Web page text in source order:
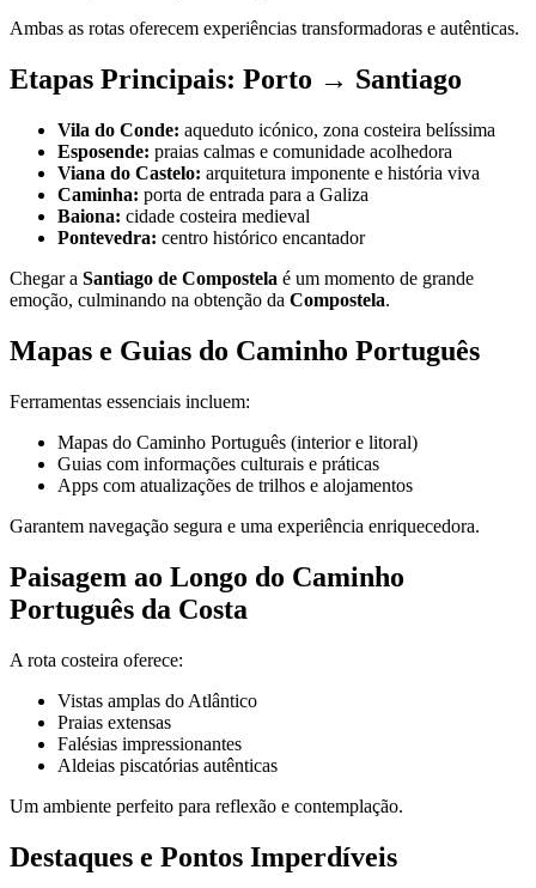
Passeio de bicicleta no Alentejo - rota Vinícola e Património
8 Dias|3/5
Ambas as rotas oferecem experiências transformadoras e autênticas.
Etapas Principais: Porto → Santiago
Vila do Conde: aqueduto icónico, zona costeira belíssima
Esposende: praias calmas e comunidade acolhedora
Viana do Castelo: arquitetura imponente e história viva
Caminha: porta de entrada para a Galiza
Baiona: cidade costeira medieval
Pontevedra: centro histórico encantador
Chegar a Santiago de Compostela é um momento de grande
emoção, culminando na obtenção da Compostela.
Mapas e Guias do Caminho Português
Ferramentas essenciais incluem:
Mapas do Caminho Português (interior e litoral)
Guias com informações culturais e práticas
Apps com atualizações de trilhos e alojamentos
Garantem navegação segura e uma experiência enriquecedora.
Paisagem ao Longo do Caminho
Português da Costa
A rota costeira oferece:
Vistas amplas do Atlântico
Praias extensas
Falésias impressionantes
Aldeias piscatórias autênticas
Um ambiente perfeito para reflexão e contemplação.
Destaques e Pontos Imperdíveis